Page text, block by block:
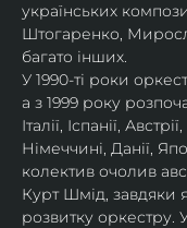
українських
Штогаренко,
багато інших.
У 1990-ті роки
а з 1999 року
Італії, Іспанії,
Німеччині, Данії,
колектив очолив
Курт Шмід, завдяки
розвитку оркестру.